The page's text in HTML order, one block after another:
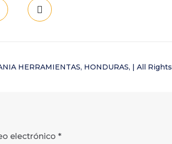
HERRAMIENTAS, HONDURAS, | All
electrónico *